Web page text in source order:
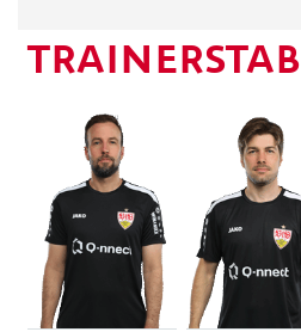
TRAINERSTAB